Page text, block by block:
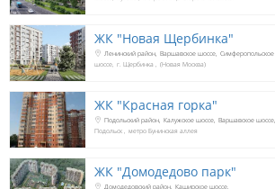
ЖК "Новая Щербинка"
Ленинский район Варшавское шоссе Симферопольское
шоссе г. Щербинка (Новая Москва)
ЖК "Красная горка"
Подольский район Калужское шоссе Варшавское шоссе
Подольск
метро Бунинская аллея
ЖК "Домодедово парк"
Домодедовский район Каширское шоссе